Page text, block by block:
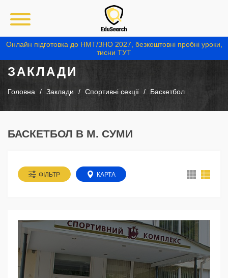
Онлайн підготовка до НМТ/ЗНО 2027, безкоштовні пробні уроки,
тисни ТУТ
ЗАКЛАДИ
Головна Заклади Спортивні секції Баскетбол
БАСКЕТБОЛ В М. СУМИ
ФІЛЬТР КАРТА